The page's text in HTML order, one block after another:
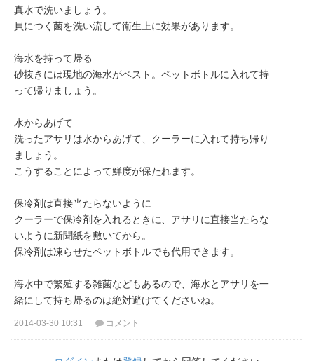
真水で洗いましょう。
貝につく菌を洗い流して衛生上に効果があります。
海水を持って帰る
砂抜きには現地の海水がベスト。ペットボトルに入れて持
って帰りましょう。
水からあげて
洗ったアサリは水からあげて、クーラーに入れて持ち帰り
ましょう。
こうすることによって鮮度が保たれます。
保冷剤は直接当たらないように
クーラーで保冷剤を入れるときに、アサリに直接当たらな
いように新聞紙を敷いてから。
保冷剤は凍らせたペットボトルでも代用できます。
海水中で繁殖する雑菌などもあるので、海水とアサリを一
緒にして持ち帰るのは絶対避けてくださいね。
2014-03-30 10:31 コメント